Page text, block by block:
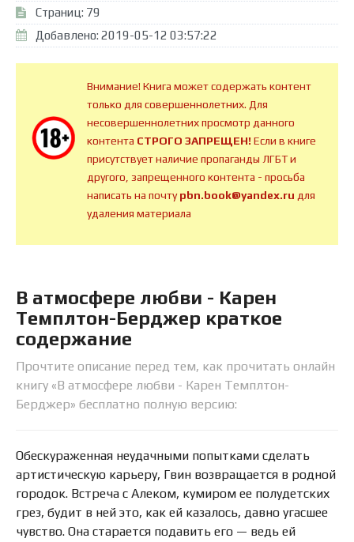
Страниц: 79
Добавлено: 2019-05-12 03:57:22
Внимание! Книга может содержать контент
только для совершеннолетних. Для
несовершеннолетних просмотр данного
контента СТРОГО ЗАПРЕЩЕН!Если в книге
присутствует наличие пропаганды ЛГБТ и
другого, запрещенного контента - просьба
написать на почтуpbn.book@yandex.ru для
удаления материала
В атмосфере любви - Карен
Темплтон-Берджер краткое
содержание
Прочтите описание перед тем, как прочитать онлайн
книгу «В атмосфере любви - Карен Темплтон-
Берджер» бесплатно полную версию:
Обескураженная неудачными попытками сделать
артистическую карьеру, Гвин возвращается в родной
городок. Встреча с Алеком, кумиром ее полудетских
грез, будит в ней это, как ей казалось, давно угасшее
чувство. Она старается подавить его — ведь ей